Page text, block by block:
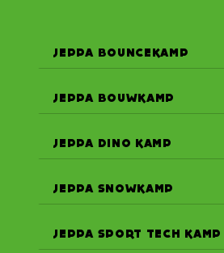
JEPPA BOUNCEKAMP
JEPPA BOUWKAMP
JEPPA DINO KAMP
JEPPA SNOWKAMP
JEPPA SPORT TECH KAMP